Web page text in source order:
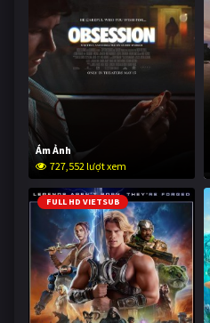
Ám Ảnh
727,552 lượt xem
FULL HD VIETSUB